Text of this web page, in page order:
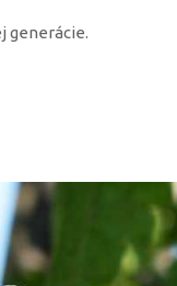
generácie.